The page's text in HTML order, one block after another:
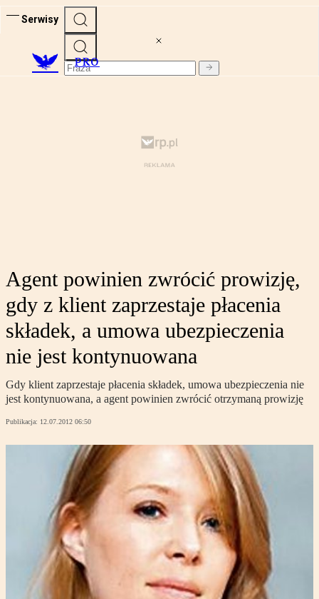
Serwisy
PRO
Agent powinien zwrócić prowizję,
gdy z klient zaprzestaje płacenia
składek, a umowa ubezpieczenia
nie jest kontynuowana
Gdy klient zaprzestaje płacenia składek, umowa ubezpieczenia nie
jest kontynuowana, a agent powinien zwrócić otrzymaną prowizję
Publikacja: 12.07.2012 06:50